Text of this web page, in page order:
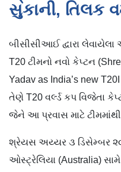
સુકાની, તિલક
બીસીસીઆઈ દ્વારા
T20 ટીમનો નવો કેપ્ટન
Yadav as India’s new
તેણે T20 વર્લ્ડ કપ વિજેતા
જેને આ પ્રવાસ માટે
શ્રેયસ અય્યર ૩ ડિસેમ્બર
ઓસ્ટ્રેલિયા (Australia)